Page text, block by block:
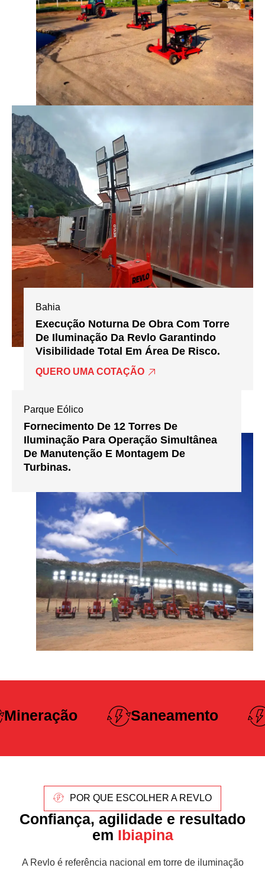
Bahia
Execução Noturna De Obra Com Torre
De Iluminação Da Revlo Garantindo
Visibilidade Total Em Área De Risco.
QUERO UMA COTAÇÃO
Parque Eólico
Fornecimento De 12 Torres De
Iluminação Para Operação Simultânea
De Manutenção E Montagem De
Turbinas.
Saneamento
Construção
Pesada
POR QUE ESCOLHER A REVLO
Confiança, agilidade e resultado
em Ibiapina
A Revlo é referência nacional em torre de iluminação